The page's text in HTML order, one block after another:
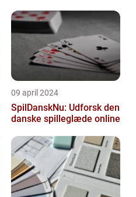
09 april 2024
SpilDanskNu: Udforsk den
danske spilleglæde online